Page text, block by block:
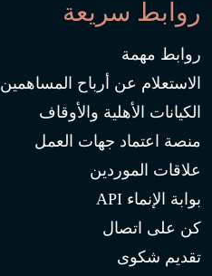
روابط سريعة
روابط مهمة
الاستعلام عن أرباح المساهمين
الكيانات الأهلية والأوقاف
منصة اعتماد جهات العمل
علاقات الموردين
بوابة الإنماء API
كن على اتصال
تقديم شكوى